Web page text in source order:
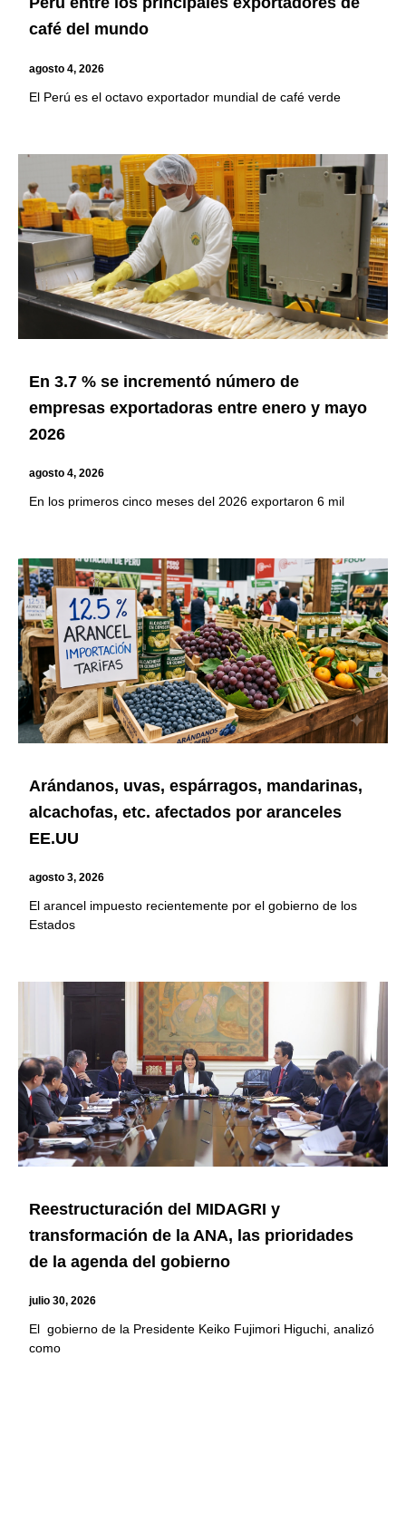
café del mundo
agosto 4, 2026
El Perú es el octavo exportador mundial de café verde
En 3.7 % se incrementó número de
empresas exportadoras entre enero y mayo
2026
agosto 4, 2026
En los primeros cinco meses del 2026 exportaron 6 mil
Arándanos, uvas, espárragos, mandarinas,
alcachofas, etc. afectados por aranceles
EE.UU
agosto 3, 2026
El arancel impuesto recientemente por el gobierno de los
Estados
Reestructuración del MIDAGRI y
transformación de la ANA, las prioridades
de la agenda del gobierno
julio 30, 2026
El gobierno de la Presidente Keiko Fujimori Higuchi, analizó
como